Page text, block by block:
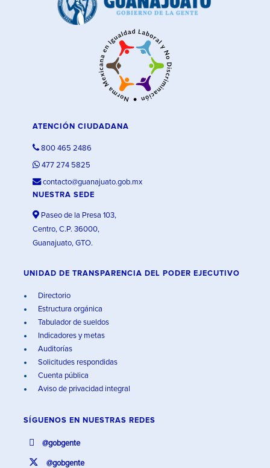
ATENCIÓN CIUDADANA
800 465 2486
477 274 5825
contacto@guanajuato.gob.mx
NUESTRA SEDE
Paseo de la Presa 103,
Centro, C.P. 36000,
Guanajuato, GTO.
UNIDAD DE TRANSPARENCIA DEL PODER EJECUTIVO
Directorio
Estructura orgánica
Tabulador de sueldos
Indicadores y metas
Auditorías
Solicitudes respondidas
Cuenta pública
Aviso de privacidad integral
SÍGUENOS EN NUESTRAS REDES
@gobgente
@gobgente